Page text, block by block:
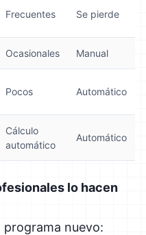
Frecuentes Se pierde
Ocasionales Manual
Pocos Automático
Cálculo
automático
Automático
lo hacen
programa nuevo: